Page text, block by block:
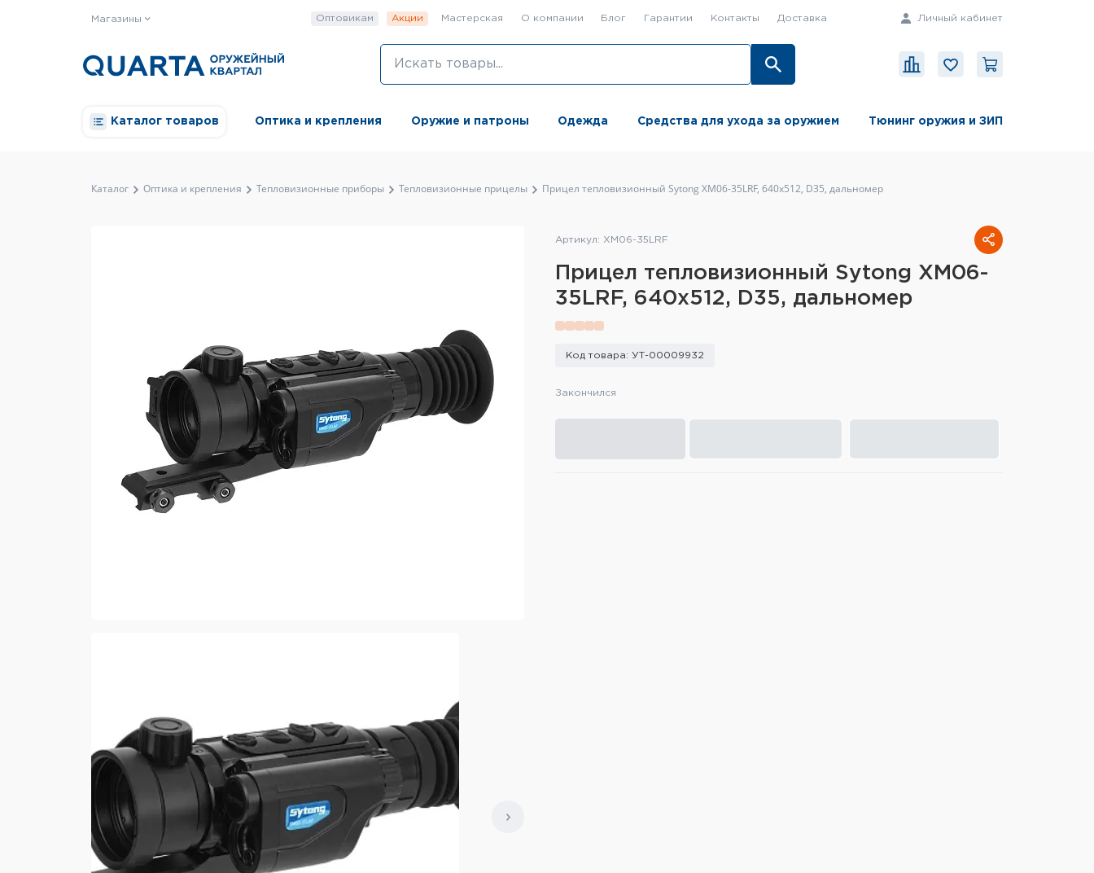
Магазины Оптовикам Акции Мастерская О компании Блог Гарантии Контакты Доставка Личный кабинет
Каталог товаров Оптика и крепления Оружие и патроны Одежда Средства для ухода за оружием Тюнинг оружия и ЗИП
Каталог Оптика и крепления Тепловизионные приборы Тепловизионные прицелы Прицел тепловизионный Sytong XM06-35LRF, 640x512, D35, дальномер
Артикул: XM06-35LRF
Прицел тепловизионный Sytong XM06-
35LRF, 640x512, D35, дальномер
Код товара: УТ-00009932
Закончился